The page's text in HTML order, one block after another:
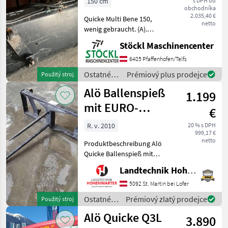
Použitý stroj
obchodníka
2.035,40 €
netto
Quicke Multi Bene 150,
wenig gebraucht. (A).
Ostatné traktorové
komponenty Pracovné
stroje príveskového
čelného nakladača
Stöckl Maschinencenter
6405 Pfaffenhofen/Telfs
Ostatné
traktorové
komponenty
/ Alö
Prémiový plus prodejce
Použitý stroj
Alö Ballenspieß
mit EURO-
Aufnahme
(14642)
1.199
€
20 % s DPH
999,17 €
netto
R. v. 2010
Produktbeschreibung Alö
Quicke Ballenspieß mit
EURO-Aufnahme Ich freue
mich, Ihnen im
Maschinenzentrum St.
Martin den Alö Quicke
Ballenspieß mit EURO-
Aufnahme ausfü
Landtechnik Hohenwarter GmbH
5092 St. Martin bei Lofer
Ostatné
traktorové
komponenty
Prémiový zlatý prodejce
Alö Quicke Q3L
3.890